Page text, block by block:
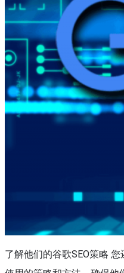
了解他们的谷歌SEO策略